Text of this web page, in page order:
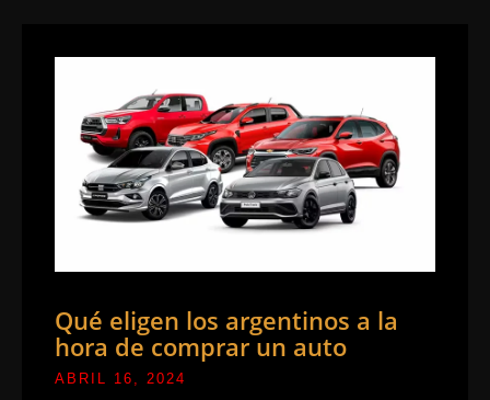
Qué eligen los argentinos a la
hora de comprar un auto
ABRIL 16, 2024